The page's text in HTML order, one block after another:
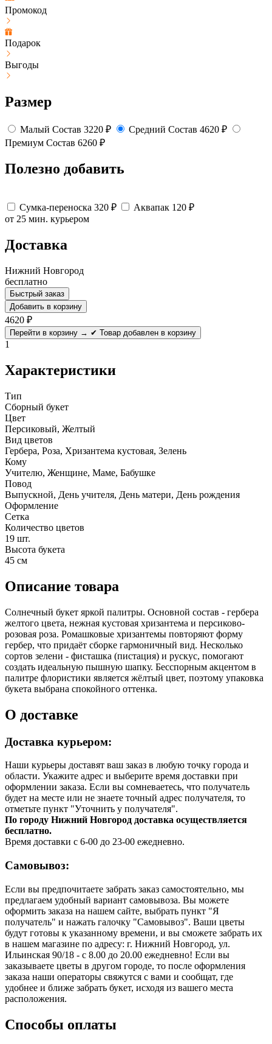
Промокод
Подарок
Выгоды
Размер
Малый Состав 3220 ₽ Средний Состав 4620 ₽
Премиум Состав 6260 ₽
Полезно добавить
Сумка-переноска 320 ₽ Аквапак 120 ₽
от 25 мин. курьером
Доставка
Нижний Новгород
бесплатно
Быстрый заказ
Добавить в корзину
4620 ₽
Перейти в корзину → ✔ Товар добавлен в корзину
1
Характеристики
Тип
Сборный букет
Цвет
Персиковый, Желтый
Вид цветов
Гербера, Роза, Хризантема кустовая, Зелень
Кому
Учителю, Женщине, Маме, Бабушке
Повод
Выпускной, День учителя, День матери, День рождения
Оформление
Сетка
Количество цветов
19 шт.
Высота букета
45 см
Описание товара
Солнечный букет яркой палитры. Основной состав - гербера
желтого цвета, нежная кустовая хризантема и персиково-
розовая роза. Ромашковые хризантемы повторяют форму
гербер, что придаёт сборке гармоничный вид. Несколько
сортов зелени - фисташка (пистация) и рускус, помогают
создать идеальную пышную шапку. Бесспорным акцентом в
палитре флористики является жёлтый цвет, поэтому упаковка
букета выбрана спокойного оттенка.
О доставке
Доставка курьером:
Наши курьеры доставят ваш заказ в любую точку города и
области. Укажите адрес и выберите время доставки при
оформлении заказа. Если вы сомневаетесь, что получатель
будет на месте или не знаете точный адрес получателя, то
отметьте пункт "Уточнить у получателя".
По городу Нижний Новгород доставка осуществляется
бесплатно.
Время доставки с 6-00 до 23-00 ежедневно.
Самовывоз:
Если вы предпочитаете забрать заказ самостоятельно, мы
предлагаем удобный вариант самовывоза. Вы можете
оформить заказа на нашем сайте, выбрать пункт "Я
получатель" и нажать галочку "Самовывоз". Ваши цветы
будут готовы к указанному времени, и вы сможете забрать их
в нашем магазине по адресу: г. Нижний Новгород, ул.
Ильинская 90/18 - с 8.00 до 20.00 ежедневно! Если вы
заказываете цветы в другом городе, то после оформления
заказа наши операторы свяжутся с вами и сообщат, где
удобнее и ближе забрать букет, исходя из вашего места
расположения.
Способы оплаты